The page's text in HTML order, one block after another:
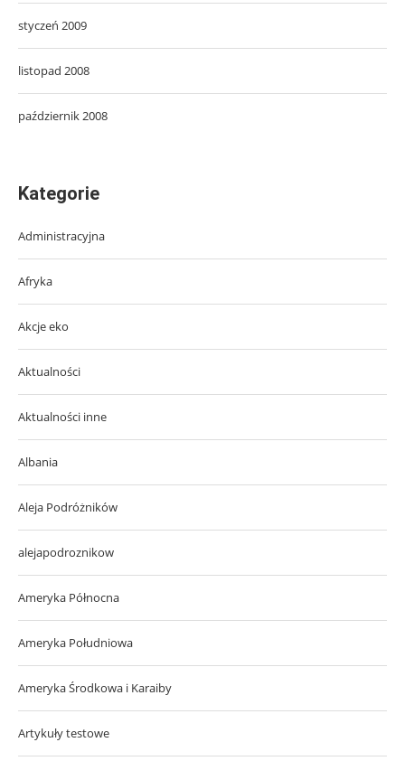
styczeń 2009
listopad 2008
październik 2008
Kategorie
Administracyjna
Afryka
Akcje eko
Aktualności
Aktualności inne
Albania
Aleja Podróżników
alejapodroznikow
Ameryka Północna
Ameryka Południowa
Ameryka Środkowa i Karaiby
Artykuły testowe